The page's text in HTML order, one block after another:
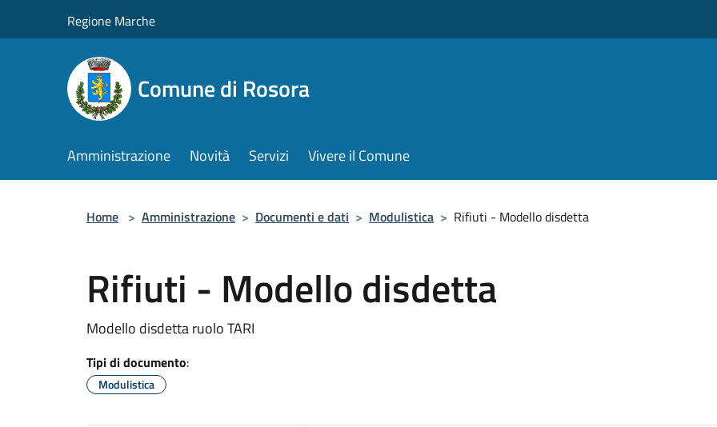
Regione Marche
Comune di Rosora
Amministrazione Novità Servizi Vivere il Comune
Home > Amministrazione > Documenti e dati > Modulistica > Rifiuti - Modello disdetta
Rifiuti - Modello disdetta
Modello disdetta ruolo TARI
Tipi di documento:
Modulistica